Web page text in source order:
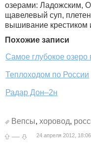
озерами: Ладожским,
щавелевый суп,
вышивание крестиком
Похожие записи
Самое глубокое
Теплоходом по России
Радар Дон–2н
Вепсы, хоровод,
—
24 апреля 2012, 18:06